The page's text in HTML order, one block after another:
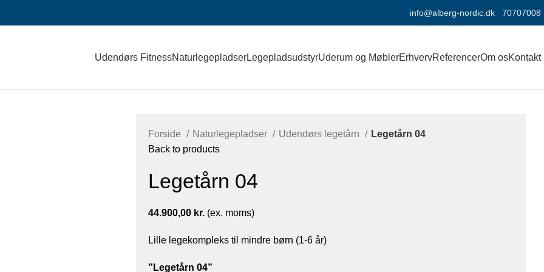
info@alberg-nordic.dk 70707008
Udendørs FitnessNaturlegepladserLegepladsudstyrUderum og MøblerErhvervReferencerOm osKontakt
Forside Naturlegepladser Udendørs legetårn
Legetårn 04
Back to products
Legetårn 04
44.900,00 kr. (ex. moms)
Lille legekompleks til mindre børn (1-6 år)​
”Legetårn 04”